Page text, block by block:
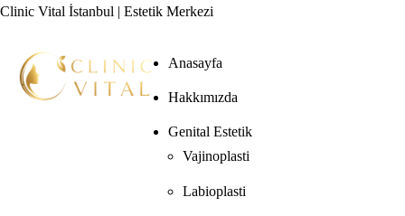
Clinic Vital İstanbul | Estetik Merkezi
Anasayfa
Hakkımızda
Genital Estetik
Vajinoplasti
Labioplasti